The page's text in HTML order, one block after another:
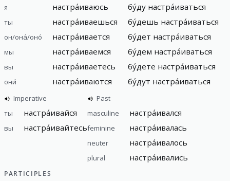
я
настра́иваюсь бу́ду настра́иваться
ты настра́иваешься бу́дешь настра́иваться
он/она́/оно́ настра́ивается бу́дет настра́иваться
мы настра́иваемся бу́дем настра́иваться
вы настра́иваетесь бу́дете настра́иваться
они́ настра́иваются бу́дут настра́иваться
Imperative
ты
настра́ивайся
вы настра́ивайтесь
Past
masculine
настра́ивался
feminine настра́ивалась
neuter настра́ивалось
plural настра́ивались
PARTICIPLES